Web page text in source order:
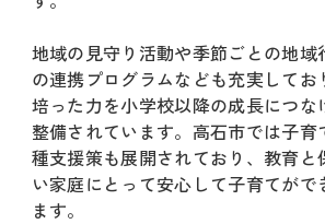
地域の見守り活動や季節ごとの地域
の連携プログラムなども充実してお
培った力を小学校以降の成長につな
整備されています。高石市では子育
種支援策も展開されており、教育と
い家庭にとって安心して子育てがで
ます。